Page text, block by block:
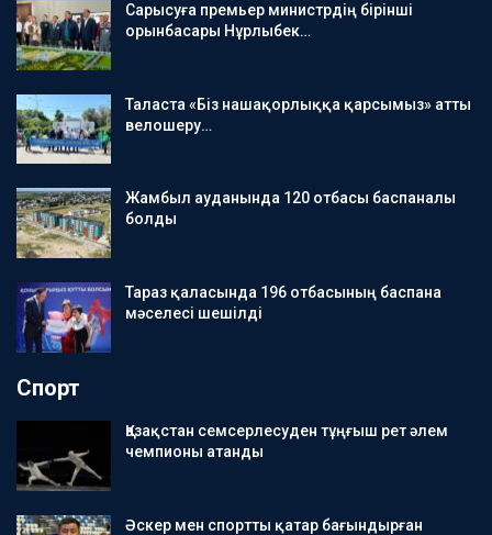
Сарысуға премьер министрдің бірінші
орынбасары Нұрлыбек…
Таласта «Біз нашақорлыққа қарсымыз» атты
велошеру…
Жамбыл ауданында 120 отбасы баспаналы
болды
Тараз қаласында 196 отбасының баспана
мәселесі шешілді
Спорт
Қазақстан семсерлесуден тұңғыш рет әлем
чемпионы атанды
Әскер мен спортты қатар бағындырған